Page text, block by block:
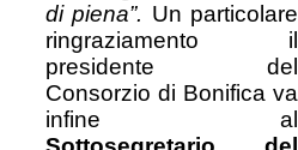
di piena”. Un particolare
ringraziamento il
presidente del
Consorzio di Bonifica va
infine al